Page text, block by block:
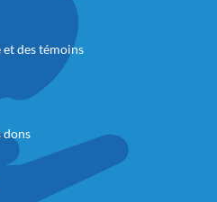
des témoins
dons